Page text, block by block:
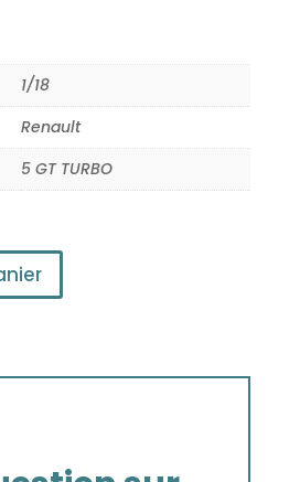
1/18
Renault
5 GT TURBO